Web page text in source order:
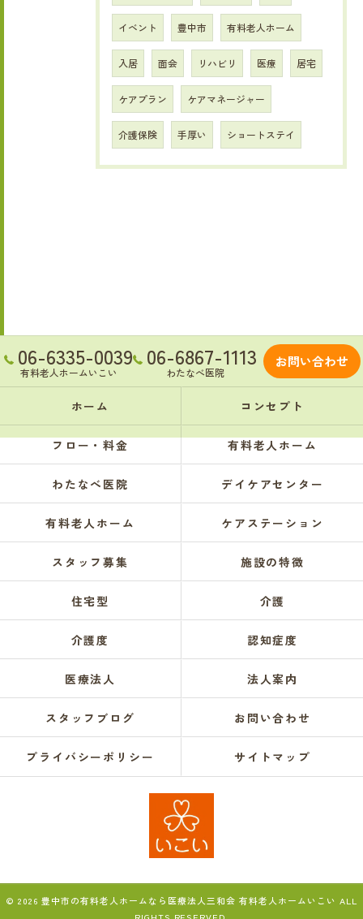
イベント 豊中市 有料老人ホーム
入居 面会 リハビリ 医療 居宅
ケアプラン ケアマネージャー
介護保険 手厚い ショートステイ
06-6335-0039
有料老人ホームいこい
06-6867-1113
わたなべ医院
お問い合わせ
ホーム コンセプト
フロー・料金 有料老人ホーム
わたなべ医院 デイケアセンター
有料老人ホーム ケアステーション
スタッフ募集 施設の特徴
住宅型 介護
介護度 認知症度
医療法人 法人案内
スタッフブログ お問い合わせ
プライバシーポリシー サイトマップ
© 2026 豊中市の有料老人ホームなら医療法人三和会 有料老人ホームいこい ALL
RIGHTS RESERVED.